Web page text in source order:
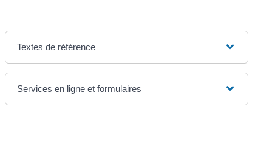
Textes de référence
Services en ligne et formulaires